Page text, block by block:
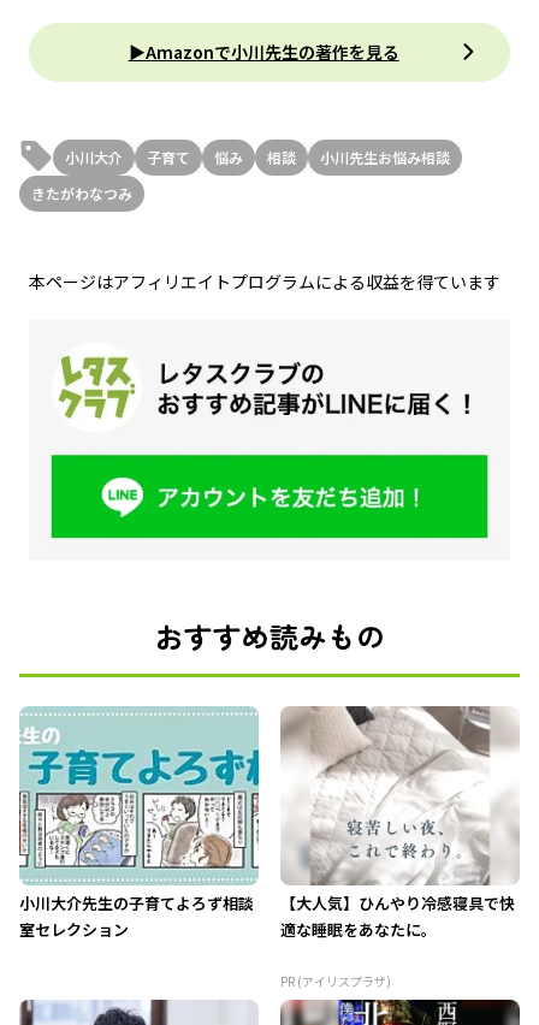
▶Amazonで小川先生の著作を見る
小川大介 子育て 悩み 相談
小川先生お悩み相談
きたがわなつみ
本ページはアフィリエイトプログラムによる収益を得ています
おすすめ読みもの
小川大介先生の子育てよろず相談
室セレクション
【大人気】ひんやり冷感寝具で快
適な睡眠をあなたに。
PR (アイリスプラザ)